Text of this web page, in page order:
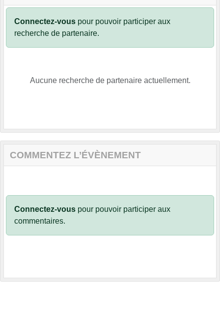
Connectez-vous pour pouvoir participer aux
recherche de partenaire.
Aucune recherche de partenaire actuellement.
COMMENTEZ L’ÉVÈNEMENT
Connectez-vous pour pouvoir participer aux
commentaires.